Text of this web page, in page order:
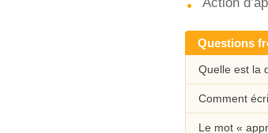
Questions
Quelle est la
Comment
Le mot «